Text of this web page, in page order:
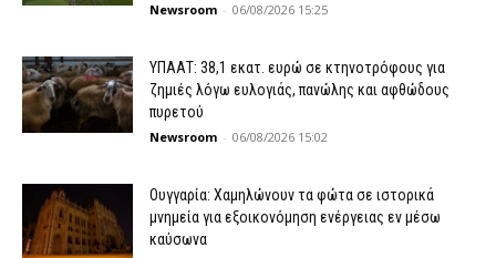
Newsroom - 06/08/2026 15:25
ΥΠΑΑΤ: 38,1 εκατ. ευρώ σε κτηνοτρόφους για
ζημιές λόγω ευλογιάς, πανώλης και αφθώδους
πυρετού
Newsroom - 06/08/2026 15:02
Ουγγαρία: Χαμηλώνουν τα φώτα σε ιστορικά
μνημεία για εξοικονόμηση ενέργειας εν μέσω
καύσωνα